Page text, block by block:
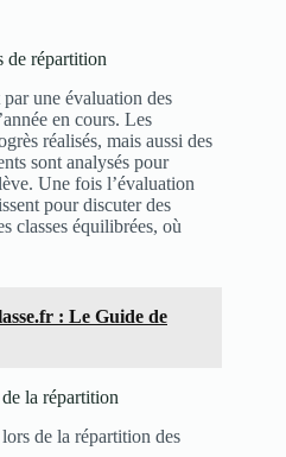
de répartition
une évaluation des
en cours. Les
réalisés, mais aussi des
sont analysés pour
Une fois l’évaluation
pour discuter des
classes équilibrées, où
: Le Guide de
la répartition
de la répartition des